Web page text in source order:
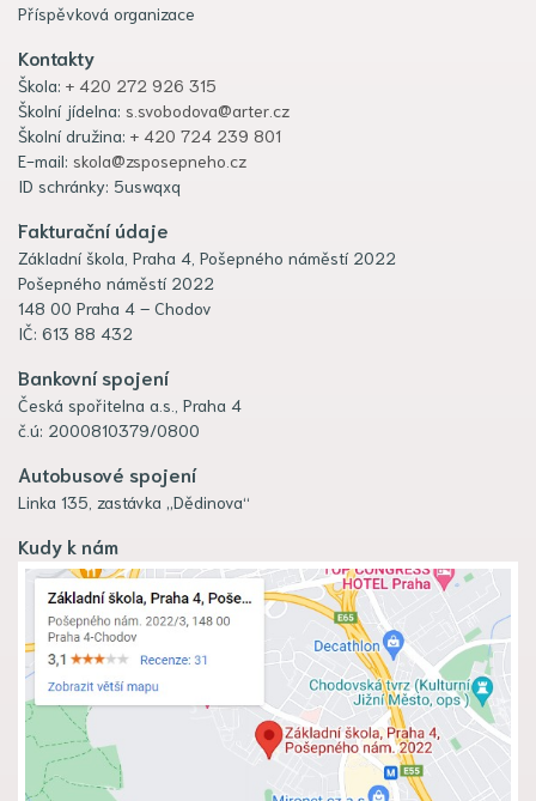
Příspěvková organizace
Kontakty
Škola: + 420 272 926 315
Školní jídelna: s.svobodova@arter.cz
Školní družina: + 420 724 239 801
E-mail: skola@zsposepneho.cz
ID schránky: 5uswqxq
Fakturační údaje
Základní škola, Praha 4, Pošepného náměstí 2022
Pošepného náměstí 2022
148 00 Praha 4 – Chodov
IČ: 613 88 432
Bankovní spojení
Česká spořitelna a.s., Praha 4
č.ú: 2000810379/0800
Autobusové spojení
Linka 135, zastávka „Dědinova“
Kudy k nám